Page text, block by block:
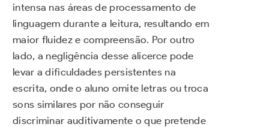
intensa nas áreas de processamento de
linguagem durante a leitura, resultando em
maior fluidez e compreensão. Por outro
lado, a negligência desse alicerce pode
levar a dificuldades persistentes na
escrita, onde o aluno omite letras ou troca
sons similares por não conseguir
discriminar auditivamente o que pretende